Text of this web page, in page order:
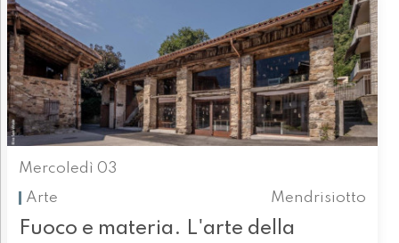
Mercoledì 03
Arte
Mendrisiotto
Fuoco e materia. L'arte della